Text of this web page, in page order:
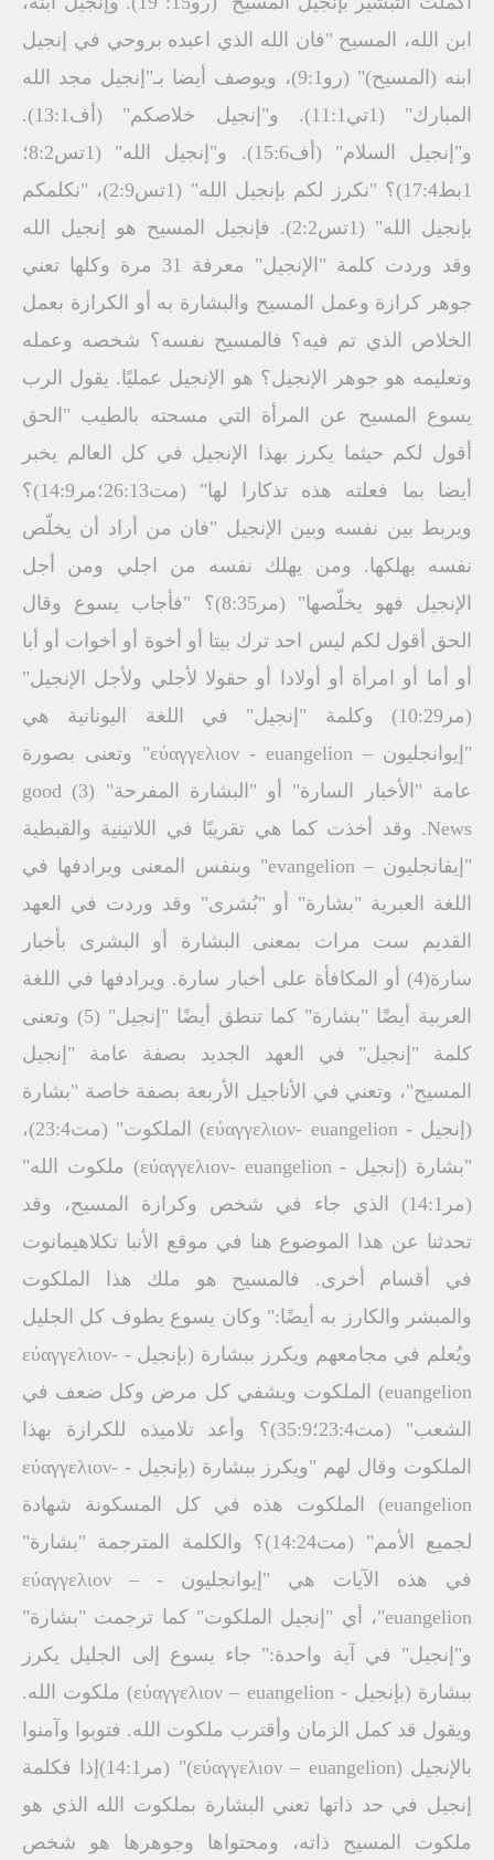
ابن الله، المسيح "فان الله الذي اعبده بروحي في إنجيل
ابنه (المسيح)" (رو9:1)، ويوصف أيضا بـ"إنجيل مجد الله
المبارك" (1تي11:1). و"إنجيل خلاصكم" (أف13:1).
و"إنجيل السلام" (أف15:6). و"إنجيل الله" (1تس8:2؛
1بط17:4)؟ "نكرز لكم بإنجيل الله" (1تس2:9)، "نكلمكم
بإنجيل الله" (1تس2:2). فإنجيل المسيح هو إنجيل الله
وقد وردت كلمة "الإنجيل" معرفة 31 مرة وكلها تعني
جوهر كرازة وعمل المسيح والبشارة به أو الكرازة بعمل
الخلاص الذي تم فيه؟ فالمسيح نفسه؟ شخصه وعمله
وتعليمه هو جوهر الإنجيل؟ هو الإنجيل عمليًا. يقول الرب
يسوع المسيح عن المرأة التي مسحته بالطيب "الحق
أقول لكم حيثما يكرز بهذا الإنجيل في كل العالم يخبر
أيضا بما فعلته هذه تذكارا لها" (مت26:13؛مر14:9)؟
ويربط بين نفسه وبين الإنجيل "فان من أراد أن يخلّص
نفسه يهلكها. ومن يهلك نفسه من اجلي ومن أجل
الإنجيل فهو يخلّصها" (مر8:35)؟ "فأجاب يسوع وقال
الحق أقول لكم ليس احد ترك بيتا أو أخوة أو أخوات أو أبا
أو أما أو امرأة أو أولادا أو حقولا لأجلي ولأجل الإنجيل"
(مر10:29) وكلمة "إنجيل" في اللغة اليونانية هي
"إيوانجليون – εύαγγελιον - euangelion" وتعنى بصورة
عامة "الأخبار السارة" أو "البشارة المفرحة" (3) good
News. وقد أخذت كما هي تقريبًا في اللاتينية والقبطية
"إيفانجليون – evangelion" وبنفس المعنى ويرادفها في
اللغة العبرية "بشارة" أو "بُشرى" وقد وردت في العهد
القديم ست مرات بمعنى البشارة أو البشرى بأخبار
سارة(4) أو المكافأة على أخبار سارة. ويرادفها في اللغة
العربية أيضًا "بشارة" كما تنطق أيضًا "إنجيل" (5) وتعنى
كلمة "إنجيل" في العهد الجديد بصفة عامة "إنجيل
المسيح"، وتعني في الأناجيل الأربعة بصفة خاصة "بشارة
(إنجيل - εύαγγελιον- euangelion) الملكوت" (مت23:4)،
"بشارة (إنجيل - εύαγγελιον- euangelion) ملكوت الله"
(مر14:1) الذي جاء في شخص وكرازة المسيح، وقد
تحدثنا عن هذا الموضوع هنا في موقع الأنبا تكلاهيمانوت
في أقسام أخرى. فالمسيح هو ملك هذا الملكوت
والمبشر والكارز به أيضًا:" وكان يسوع يطوف كل الجليل
ويُعلم في مجامعهم ويكرز ببشارة (بإنجيل - εύαγγελιον-
euangelion) الملكوت ويشفي كل مرض وكل ضعف في
الشعب" (مت23:4؛35:9)؟ وأعد تلاميذه للكرازة بهذا
الملكوت وقال لهم "ويكرز ببشارة (بإنجيل - εύαγγελιον-
euangelion) الملكوت هذه في كل المسكونة شهادة
لجميع الأمم" (مت14:24)؟ والكلمة المترجمة "بشارة"
في هذه الآيات هي "إيوانجليون - εύαγγελιον –
euangelion"، أي "إنجيل الملكوت" كما ترجمت "بشارة"
و"إنجيل" في آية واحدة:" جاء يسوع إلى الجليل يكرز
ببشارة (بإنجيل - εύαγγελιον – euangelion) ملكوت الله.
ويقول قد كمل الزمان وأقترب ملكوت الله. فتوبوا وآمنوا
بالإنجيل (εύαγγελιον – euangelion)" (مر14:1)إذا فكلمة
إنجيل في حد ذاتها تعني البشارة بملكوت الله الذي هو
ملكوت المسيح ذاته، ومحتواها وجوهرها هو شخص